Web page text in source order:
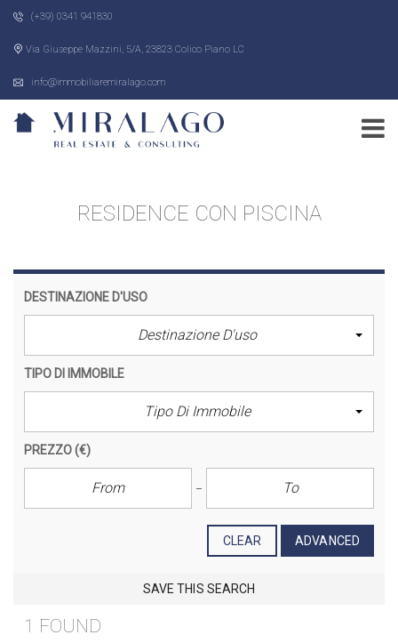
(+39) 0341 941830
Via Giuseppe Mazzini, 5/A, 23823 Colico Piano LC
info@immobiliaremiralago.com
RESIDENCE CON PISCINA
DESTINAZIONE D'USO
Destinazione D'uso
TIPO DI IMMOBILE
Tipo Di Immobile
PREZZO(€)
CLEAR ADVANCED
SAVE THIS SEARCH
1 FOUND